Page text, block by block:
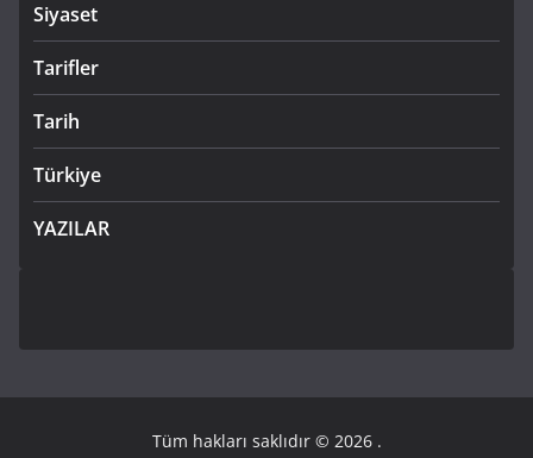
Siyaset
Tarifler
Tarih
Türkiye
YAZILAR
Tüm hakları saklıdır © 2026 .